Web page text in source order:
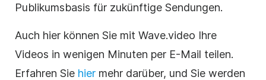
Publikumsbasis für zukünftige Sendungen.
Auch hier können Sie mit Wave.video Ihre
Videos in wenigen Minuten per E-Mail teilen.
Erfahren Sie hier mehr darüber, und Sie werden